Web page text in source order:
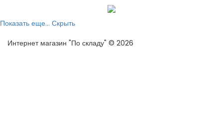
Показать еще... Скрыть
Интернет магазин "По складу" © 2026